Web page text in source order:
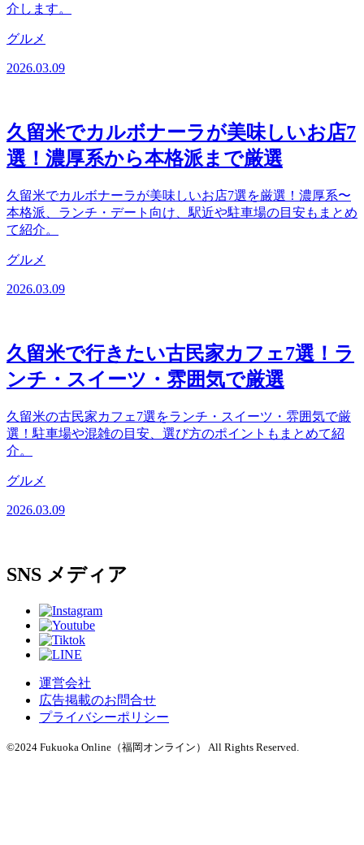
介します。
グルメ
2026.03.09
久留米でカルボナーラが美味しいお店7
選！濃厚系から本格派まで厳選
久留米でカルボナーラが美味しいお店7選を厳選！濃厚系〜
本格派、ランチ・デート向け、駅近や駐車場の目安もまとめ
て紹介。
グルメ
2026.03.09
久留米で行きたい古民家カフェ7選！ラ
ンチ・スイーツ・雰囲気で厳選
久留米の古民家カフェ7選をランチ・スイーツ・雰囲気で厳
選！駐車場や混雑の目安、選び方のポイントもまとめて紹
介。
グルメ
2026.03.09
SNS メディア
運営会社
広告掲載のお問合せ
プライバシーポリシー
©2024 Fukuoka Online（福岡オンライン） All Rights Reserved.